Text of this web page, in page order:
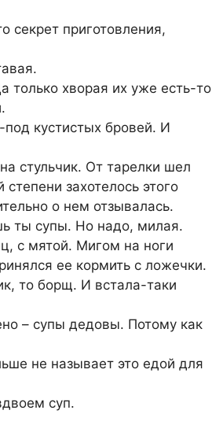
секрет приготовления,
только хворая их уже есть-то
кустистых бровей. И
стульчик. От тарелки шел
захотелось этого
о нем отзывалась.
ты супы. Но надо, милая.
с мятой. Мигом на ноги
ее кормить с ложечки.
то борщ. И встала-таки
– супы дедовы. Потому как
не называет это едой для
суп.